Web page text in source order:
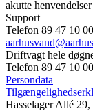
akutte henvendelser
Support
Telefon 89 47 10 00
Driftvagt hele
Telefon 89 47 10 00
Persondata
Hasselager Allé